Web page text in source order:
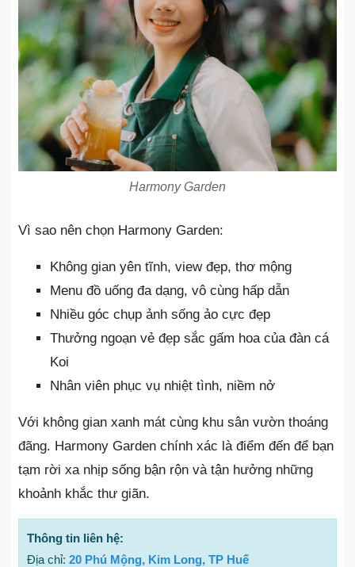
Harmony Garden
Vì sao nên chọn Harmony Garden:
Không gian yên tĩnh, view đẹp, thơ mộng
Menu đồ uống đa dạng, vô cùng hấp dẫn
Nhiều góc chụp ảnh sống ảo cực đẹp
Thưởng ngoạn vẻ đẹp sắc gấm hoa của đàn cá
Koi
Nhân viên phục vụ nhiệt tình, niềm nở
Với không gian xanh mát cùng khu sân vườn thoáng
đãng. Harmony Garden chính xác là điểm đến để bạn
tạm rời xa nhịp sống bận rộn và tận hưởng những
khoảnh khắc thư giãn.
Thông tin liên hệ:
Địa chỉ: 20 Phú Mộng, Kim Long, TP Huế